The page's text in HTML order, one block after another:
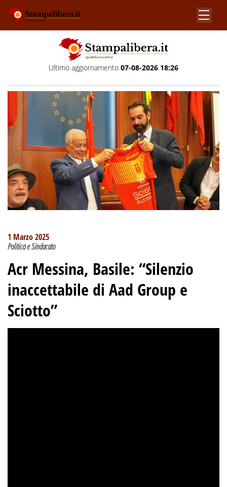
Ultimo aggiornamento 07-08-2026 18:26
1 Marzo 2025
Politica e Sindacato
Acr Messina, Basile: “Silenzio
inaccettabile di Aad Group e
Sciotto”